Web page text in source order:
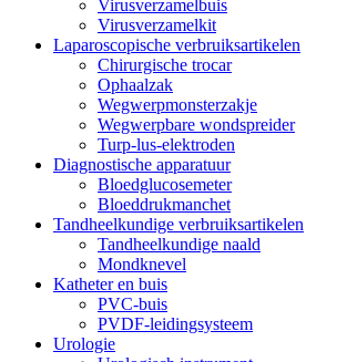
Virusverzamelbuis
Virusverzamelkit
Laparoscopische verbruiksartikelen
Chirurgische trocar
Ophaalzak
Wegwerpmonsterzakje
Wegwerpbare wondspreider
Turp-lus-elektroden
Diagnostische apparatuur
Bloedglucosemeter
Bloeddrukmanchet
Tandheelkundige verbruiksartikelen
Tandheelkundige naald
Mondknevel
Katheter en buis
PVC-buis
PVDF-leidingsysteem
Urologie